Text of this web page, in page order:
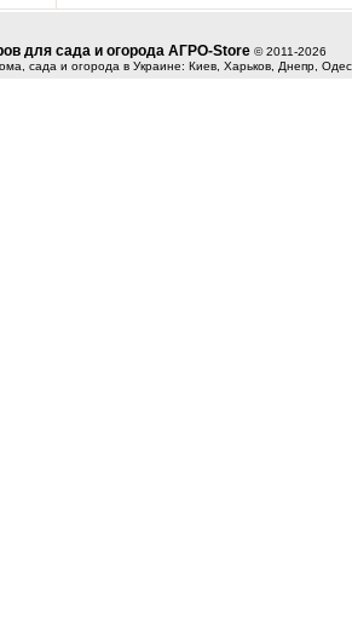
для сада и огорода АГРО-Store © 2011-2026
сада и огорода в Украине: Киев, Харьков, Днепр,